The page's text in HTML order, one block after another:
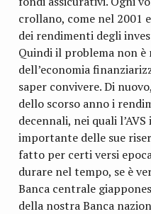
crollano, come nel 2001
dei rendimenti degli
Quindi il problema non è
dell’economia
saper convivere. Di
dello scorso anno i
decennali, nei quali
importante delle sue
fatto per certi versi
durare nel tempo, se è
Banca centrale
della nostra Banca